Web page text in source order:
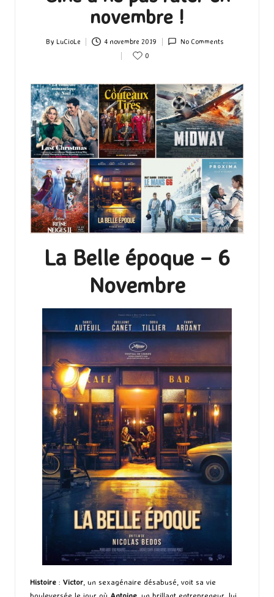
novembre !
Posted
By LuCioLe 4 novembre 2019
No Comments
0
La Belle époque – 6
Novembre
Histoire : Victor, un sexagénaire désabusé, voit sa vie